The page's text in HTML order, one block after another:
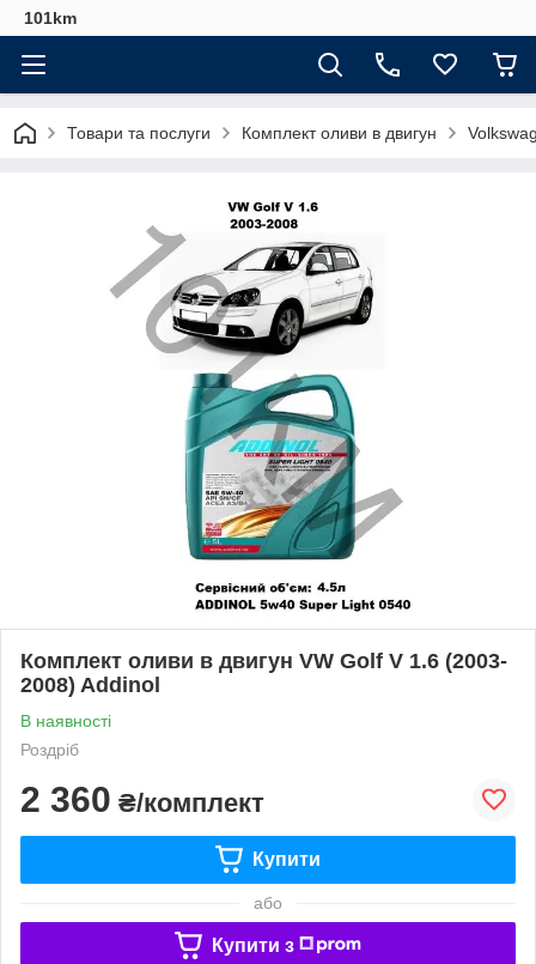
101km
Товари та послуги Комплект оливи в двигун
Комплект оливи в двигун VW Golf V 1.6 (2003-
2008) Addinol
В наявності
Роздріб
2 360 ₴/комплект
Купити
або
Купити з